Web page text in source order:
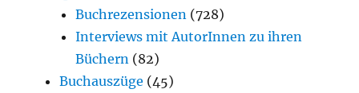
Buchrezensionen (728)
Interviews mit AutorInnen zu ihren
Büchern (82)
Buchauszüge (45)